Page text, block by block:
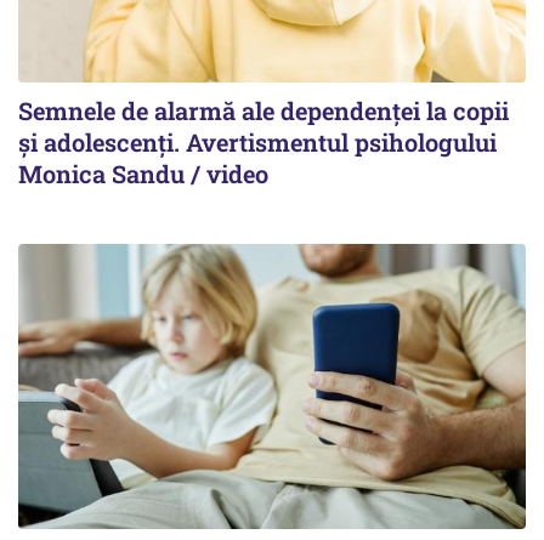
Semnele de alarmă ale dependenței la copii
și adolescenți. Avertismentul psihologului
Monica Sandu / video